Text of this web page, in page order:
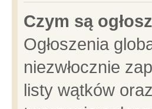
Czym są
Ogłoszenia
niezwłocznie
listy wątków